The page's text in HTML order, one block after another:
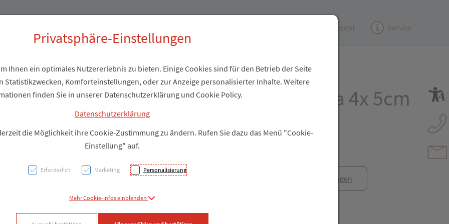
(e)Rezept Service
Zellstofftupfer Noba 4x 5cm
Rezept anfragen
Privatsphäre-Einstellungen
Ihnen ein optimales Nutzererlebnis zu bieten. Einige Cookies sind für den Betrieb der Seite
Statistikzwecken, Komforteinstellungen, oder zur Anzeige personalisierter Inhalte. Weitere
finden Sie in unserer Datenschutzerklärung und Cookie Policy.
Datenschutzerklärung
die Möglichkeit ihre Cookie-Zustimmung zu ändern. Rufen Sie dazu das Menü "Cookie-
Einstellung" auf.
Erforderlich Marketing Personalisierung
Mehr Cookie-Infos einblenden